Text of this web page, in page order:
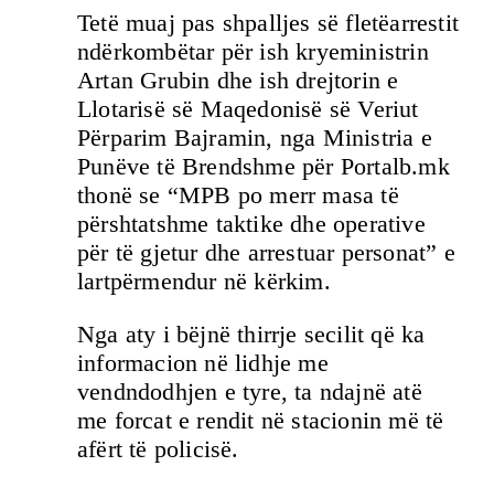
Tetë muaj pas shpalljes së fletëarrestit
ndërkombëtar për ish kryeministrin
Artan Grubin dhe ish drejtorin e
Llotarisë së Maqedonisë së Veriut
Përparim Bajramin, nga Ministria e
Punëve të Brendshme për Portalb.mk
thonë se “MPB po merr masa të
përshtatshme taktike dhe operative
për të gjetur dhe arrestuar personat” e
lartpërmendur në kërkim.
Nga aty i bëjnë thirrje secilit që ka
informacion në lidhje me
vendndodhjen e tyre, ta ndajnë atë
me forcat e rendit në stacionin më të
afërt të policisë.